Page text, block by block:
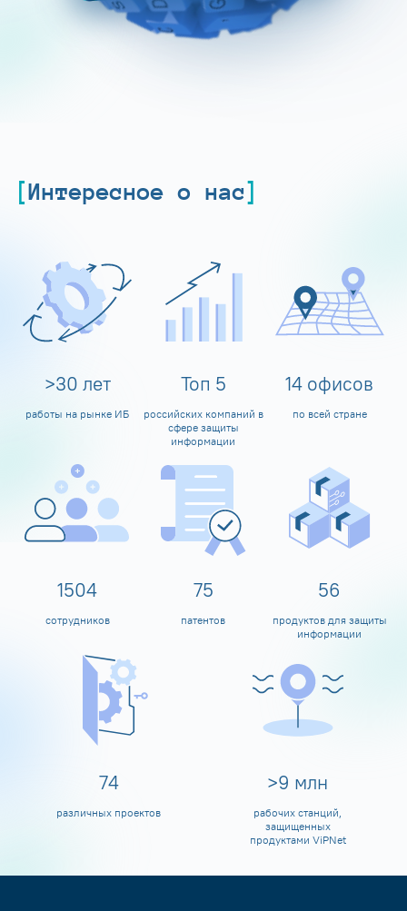
Интересное о нас
>30 лет
работы на рынке ИБ
Топ 5
российских компаний в
сфере защиты
информации
14 офисов
по всей стране
1600
сотрудников
80
патентов
60
продуктов для защиты
информации
80
различных проектов
>10 млн
рабочих станций,
защищенных
продуктами ViPNet